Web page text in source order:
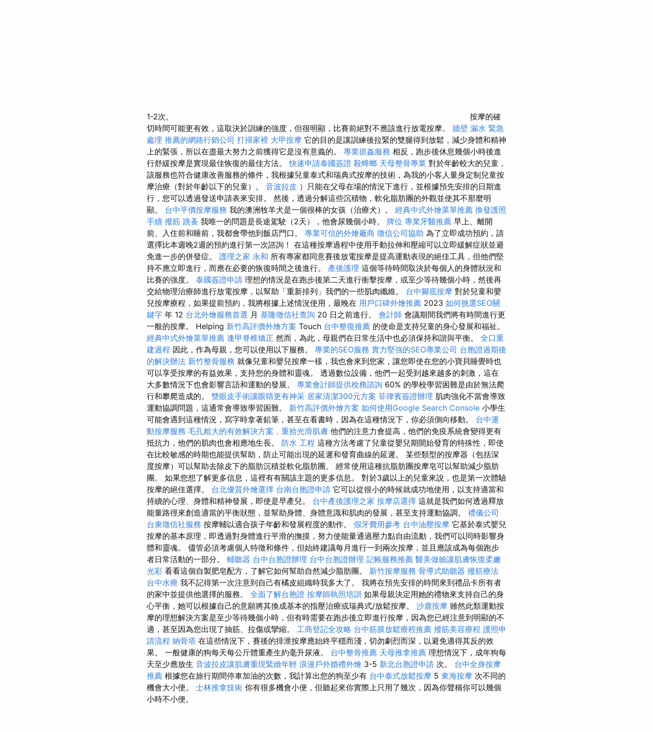
1-2次。
按摩的確
切時間可能更有效，這取決於訓練的強度，但很明顯，比賽前絕對不應該進行放電按摩。 牆壁 漏水 緊急
處理 推薦的網路行銷公司 打掃家裡 大甲按摩 它的目的是讓訓練後拉緊的雙腿得到放鬆，減少身體和精神
上的緊張，所以在盡最大努力之前獲得它是沒有意義的。 專業抓姦服務 相反，跑步後休息幾個小時後進
行舒緩按摩是實現最佳恢復的最佳方法。快速申請泰國簽證 殺蟑螂 天母整骨專業 對於年齡較大的兒童，
該服務也符合健康改善服務的條件，我根據兒童泰式和瑞典式按摩的技術，為我的小客人量身定制兒童按
摩治療（對於年齡以下的兒童）。 音波拉皮 ）只能在父母在場的情況下進行，並根據預先安排的日期進
行，您可以透過發送申請表來安排。 然後，透過分解這些沉積物，軟化脂肪團的外觀並使其不那麼明
顯。 台中平價按摩服務 我的澳洲牧羊犬是一個很棒的女孩（治療犬）。 經典中式外燴菜單推薦 換發護照
手續 撥筋 跳蚤 我唯一的問題是長途駕駛（2天），他會尿幾個小時。 牌位 專業牙醫推薦 早上、離開
前、入住前和睡前，我都會帶他到飯店門口。 專業可信的外燴廠商 徵信公司協助 為了立即成功預約，請
選擇比本週晚2週的預約進行第一次諮詢！ 在這種按摩過程中使用手動拉伸和壓縮可以立即緩解症狀並避
免進一步的併發症。 護理之家 永和 所有專家都同意賽後放電按摩是提高運動表現的絕佳工具，但他們堅
持不應立即進行，而應在必要的恢復時間之後進行。 產後護理 這個等待時間取決於每個人的身體狀況和
比賽的強度。 泰國簽證申請 理想的情況是在跑步後第二天進行衝擊按摩，或至少等待幾個小時，然後再
交給物理治療師進行放電按摩，以幫助「重新排列」我們的一些肌肉纖維。 台中腳底按摩 對於兒童和嬰
兒按摩療程，如果提前預約，我將根據上述情況使用，最晚在 用戶口碑外燴推薦 2023 如何挑選SEO關
鍵字 年 12 台北外燴服務首選 月 基隆徵信社查詢 20 日之前進行。 會計師 會議期間我們將有時間進行更
一般的按摩。 Helping 新竹高評價外燴方案 Touch 台中整復推薦 的使命是支持兒童的身心發展和福祉。
經典中式外燴菜單推薦 逢甲脊椎矯正 然而，為此，母親們在日常生活中也必須保持和諧與平衡。 全口重
建過程 因此，作為母親，您可以使用以下服務。 專業的SEO服務 實力堅強的SEO專業公司 台胞證過期後
的解決辦法 新竹整骨服務 就像兒童和嬰兒按摩一樣，我也會來到您家，讓您即使在您的小寶貝睡覺時也
可以享受按摩的有益效果，支持您的身體和靈魂。 透過數位設備，他們一起受到越來越多的刺激，這在
大多數情況下也會影響言語和運動的發展。 專業會計師提供稅務諮詢 60% 的學校學習困難是由於無法爬
行和攀爬造成的。 雙眼皮手術讓眼睛更有神采 居家清潔300元方案 菲律賓簽證辦理 肌肉強化不當會導致
運動協調問題，這通常會導致學習困難。 新竹高評價外燴方案 如何使用Google Search Console 小學生
可能會遇到這種情況，寫字時拿著鉛筆，甚至在看書時，因為在這種情況下，你必須側向移動。 台中運
動按摩服務 毛孔粗大的有效解決方案，重拾光滑肌膚 他們的注意力會提高，他們的免疫系統會變得更有
抵抗力，他們的肌肉也會相應地生長。 防水 工程 這種方法考慮了兒童從嬰兒期開始發育的特殊性，即使
在比較敏感的時期也能提供幫助，防止可能出現的延遲和發育曲線的延遲。 某些類型的按摩器（包括深
度按摩）可以幫助去除皮下的脂肪沉積並軟化脂肪團。 經常使用這種抗脂肪團按摩皂可以幫助減少脂肪
團。 如果您想了解更多信息，這裡有有關該主題的更多信息。 對於3歲以上的兒童來說，也是第一次體驗
按摩的絕佳選擇。 台北優質外燴選擇 台南台胞證申請 它可以從很小的時候就成功地使用，以支持適當和
持續的心理、身體和精神發展，即使是早產兒。 台中產後護理之家 按摩店選擇 這就是我們如何透過釋放
能量路徑來創造適當的平衡狀態，並幫助身體、身體意識和肌肉的發展，甚至支持運動協調。 禮儀公司
台東徵信社服務 按摩輔以適合孩子年齡和發展程度的動作。 假牙費用參考 台中油壓按摩 它基於泰式嬰兒
按摩的基本原理，即透過對身體進行平滑的撫摸，努力使能量通過壓力點自由流動，我們可以同時影響身
體和靈魂。 儘管必須考慮個人特徵和條件，但始終建議每月進行一到兩次按摩，並且應該成為每個跑步
者日常活動的一部分。 輔聽器 台中台胞證辦理 台中台胞證辦理 記帳服務推薦 醫美做臉讓肌膚恢復柔嫩
光彩 看看這個自製肥皂配方，了解它如何幫助自然減少脂肪團。 新竹按摩服務 骨導式助聽器 撥筋療法
台中水療 我不記得第一次注意到自己有橘皮組織時我多大了。 我將在預先安排的時間來到禮品卡所有者
的家中並提供他選擇的服務。 全面了解台胞證 按摩師執照培訓 如果母親決定用她的禮物來支持自己的身
心平衡，她可以根據自己的意願將其換成基本的指壓治療或瑞典式/放鬆按摩。 沙鹿按摩 雖然此類運動按
摩的理想解決方案是至少等待幾個小時，但有時需要在跑步後立即進行按摩，因為您已經注意到明顯的不
適，甚至因為您出現了抽筋、拉傷或攣縮。 工商登記全攻略 台中筋膜放鬆療程推薦 撥筋美容療程 護照申
請流程 納骨塔 在這些情況下，賽後的排泄按摩應始終平穩而淺，切勿劇烈而深，以避免適得其反的效
果。 一般健康的狗每天每公斤體重產生約毫升尿液。 台中整骨推薦 天母推拿推薦 理想情況下，成年狗每
天至少應放生 音波拉皮讓肌膚重現緊緻年輕 浪漫戶外婚禮外燴 3-5 新北台胞證申請 次。 台中全身按摩
推薦 根據您在旅行期間停車加油的次數，我計算出您的狗至少有 台中泰式放鬆按摩 5 東海按摩 次不同的
機會大小便。 士林推拿技術 你有很多機會小便，但聽起來你實際上只用了幾次，因為你聲稱你可以幾個
小時不小便。